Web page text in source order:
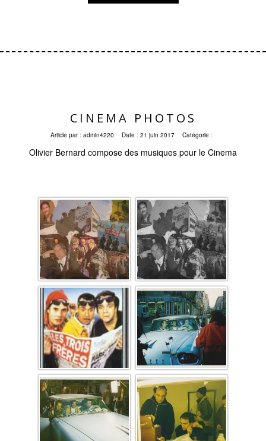
CINEMA PHOTOS
Article par : admin4220 Date : 21 juin 2017 Catégorie :
Olivier Bernard compose des musiques pour le Cinema